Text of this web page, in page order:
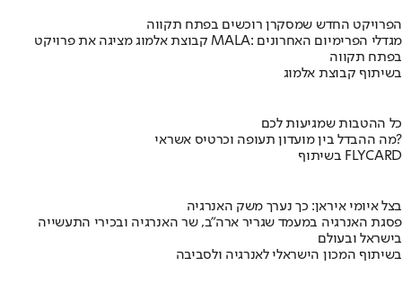
הפרויקט החדש שמסקרן רוכשים בפתח תקווה
קבוצת אלמוג מציגה את פרויקט MALA: מגדלי הפרימיום האחרונים
בפתח תקווה
בשיתוף קבוצת אלמוג
כל ההטבות שמגיעות לכם
מה ההבדל בין מועדון תעופה וכרטיס אשראי?
בשיתוף FLYCARD
בצל איומי איראן: כך נערך משק האנרגיה
פסגת האנרגיה במעמד שגריר ארה"ב, שר האנרגיה ובכירי התעשייה
בישראל ובעולם
בשיתוף המכון הישראלי לאנרגיה ולסביבה